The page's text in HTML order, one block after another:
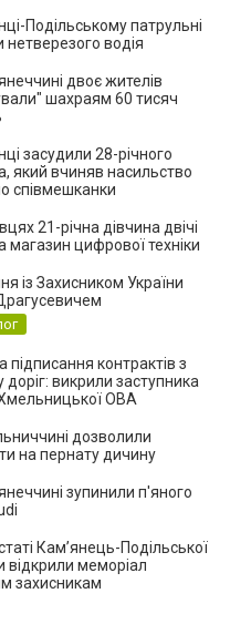
Подільському патрульні
нетверезого водія
двоє жителів
шахраям 60 тисяч
засудили 28-річного
який вчиняв насильство
співмешканки
21-річна дівчина двічі
магазин цифрової техніки
із Захисником України
підписання контрактів з
доріг: викрили заступника
ОВА
дозволили
на пернату дичину
зупинили п'яного
Кам’янець-Подільської
відкрили меморіал
захисникам